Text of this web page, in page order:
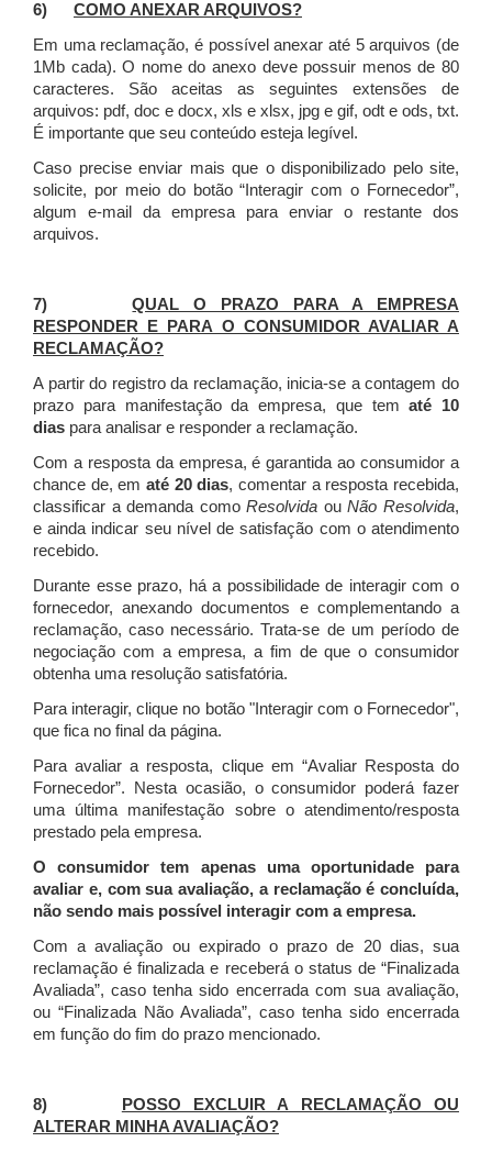
6) COMO ANEXAR ARQUIVOS?
Em uma reclamação, é possível anexar até 5 arquivos (de
1Mb cada). O nome do anexo deve possuir menos de 80
caracteres. São aceitas as seguintes extensões de
arquivos: pdf, doc e docx, xls e xlsx, jpg e gif, odt e ods, txt.
É importante que seu conteúdo esteja legível.
Caso precise enviar mais que o disponibilizado pelo site,
solicite, por meio do botão “Interagir com o Fornecedor”,
algum e-mail da empresa para enviar o restante dos
arquivos.
7)QUAL O PRAZO PARA A EMPRESA
RESPONDER E PARA O CONSUMIDOR AVALIAR A
RECLAMAÇÃO?
A partir do registro da reclamação, inicia-se a contagem do
prazo para manifestação da empresa, que tematé 10
dias para analisar e responder a reclamação.
Com a resposta da empresa, é garantida ao consumidor a
chance de, em até 20 dias, comentar a resposta recebida,
classificar a demanda comoResolvida ouNão Resolvida,
e ainda indicar seu nível de satisfação com o atendimento
recebido.
Durante esse prazo, há a possibilidade de interagir com o
fornecedor, anexando documentos e complementando a
reclamação, caso necessário.Trata-se de um período de
negociação com a empresa, a fim de que o consumidor
obtenha uma resolução satisfatória.
Para interagir, clique no botão "Interagir com o Fornecedor",
que fica no final da página.
Para avaliar a resposta, clique em “Avaliar Resposta do
Fornecedor”. Nesta ocasião, o consumidor poderá fazer
uma última manifestação sobre o atendimento/resposta
prestado pela empresa.
O consumidor tem apenas uma oportunidade para
avaliar e, com sua avaliação, a reclamação é concluída,
não sendo mais possível interagir com a empresa.
Com a avaliação ou expirado o prazo de 20 dias, sua
reclamação é finalizada e receberá o status de “Finalizada
Avaliada”, caso tenha sido encerrada com sua avaliação,
ou “Finalizada Não Avaliada”, caso tenha sido encerrada
em função do fim do prazo mencionado.
8)
POSSO EXCLUIR A RECLAMAÇÃO OU
ALTERAR MINHA AVALIAÇÃO?